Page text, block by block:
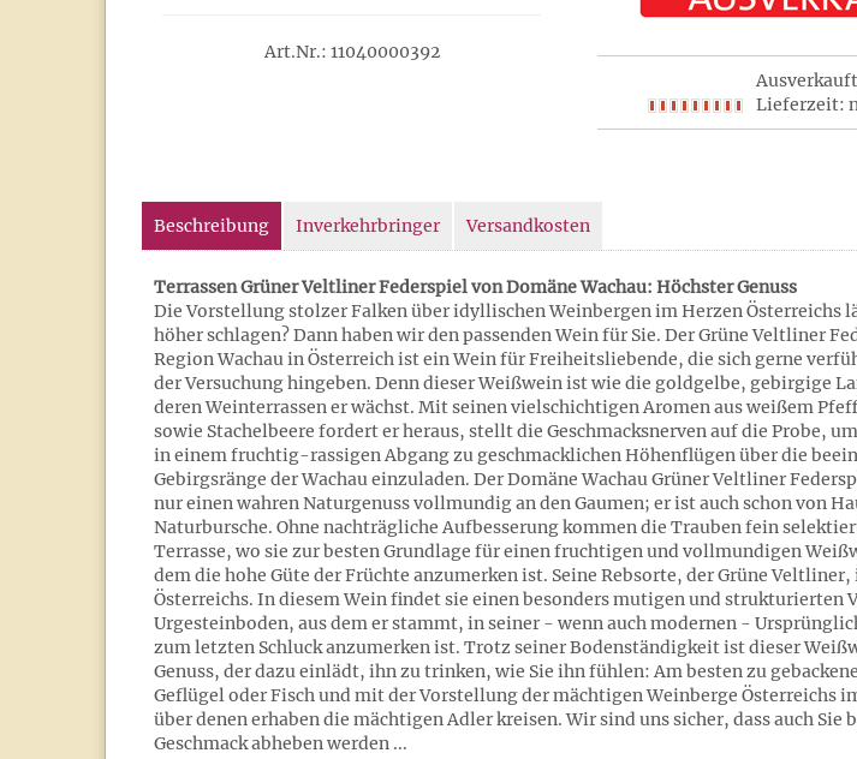
Art.Nr.: 11040000392
Ausverkauft
Lieferzeit:
Beschreibung Inverkehrbringer Versandkosten
Terrassen Grüner Veltliner Federspiel von Domäne Wachau: Höchster Genuss
Die Vorstellung stolzer Falken über idyllischen Weinbergen im Herzen Österreichs
höher schlagen? Dann haben wir den passenden Wein für Sie. Der Grüne Veltliner
Region Wachau in Österreich ist ein Wein für Freiheitsliebende, die sich gerne
der Versuchung hingeben. Denn dieser Weißwein ist wie die goldgelbe, gebirgige
deren Weinterrassen er wächst. Mit seinen vielschichtigen Aromen aus weißem
sowie Stachelbeere fordert er heraus, stellt die Geschmacksnerven auf die Probe,
in einem fruchtig-rassigen Abgang zu geschmacklichen Höhenflügen über die
Gebirgsränge der Wachau einzuladen. Der Domäne Wachau Grüner Veltliner
nur einen wahren Naturgenuss vollmundig an den Gaumen; er ist auch schon von
Naturbursche. Ohne nachträgliche Aufbesserung kommen die Trauben fein
Terrasse, wo sie zur besten Grundlage für einen fruchtigen und vollmundigen
dem die hohe Güte der Früchte anzumerken ist. Seine Rebsorte, der Grüne
Österreichs. In diesem Wein findet sie einen besonders mutigen und strukturierten
Urgesteinboden, aus dem er stammt, in seiner - wenn auch modernen -
zum letzten Schluck anzumerken ist. Trotz seiner Bodenständigkeit ist dieser
Genuss, der dazu einlädt, ihn zu trinken, wie Sie ihn fühlen: Am besten zu
Geflügel oder Fisch und mit der Vorstellung der mächtigen Weinberge Österreichs
über denen erhaben die mächtigen Adler kreisen. Wir sind uns sicher, dass auch Sie
Geschmack abheben werden ...